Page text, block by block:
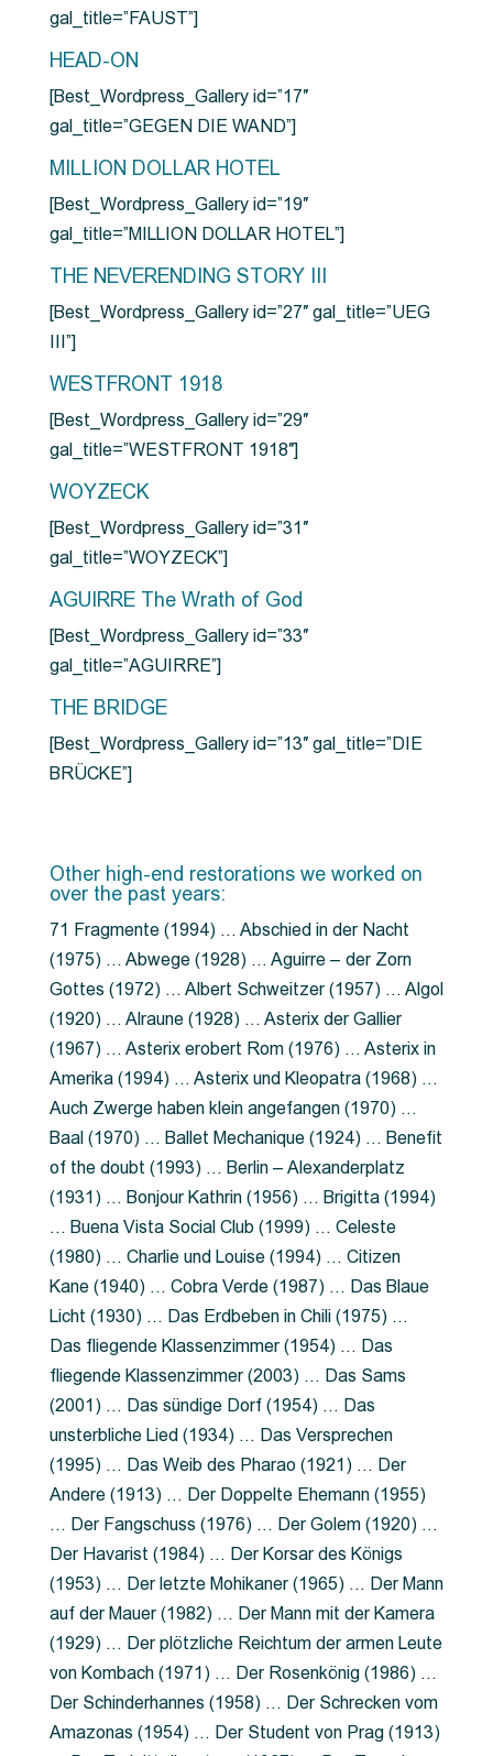
gal_title=”FAUST”]
HEAD-ON
[Best_Wordpress_Gallery id=”17″
gal_title=”GEGEN DIE WAND”]
MILLION DOLLAR HOTEL
[Best_Wordpress_Gallery id=”19″
gal_title=”MILLION DOLLAR HOTEL”]
THE NEVERENDING STORY III
[Best_Wordpress_Gallery id=”27″ gal_title=”UEG
III”]
WESTFRONT 1918
[Best_Wordpress_Gallery id=”29″
gal_title=”WESTFRONT 1918″]
WOYZECK
[Best_Wordpress_Gallery id=”31″
gal_title=”WOYZECK”]
AGUIRRE The Wrath of God
[Best_Wordpress_Gallery id=”33″
gal_title=”AGUIRRE”]
THE BRIDGE
[Best_Wordpress_Gallery id=”13″ gal_title=”DIE
BRÜCKE”]
Other high-end restorations we worked on
over the past years:
71 Fragmente (1994) … Abschied in der Nacht
(1975) … Abwege (1928) … Aguirre – der Zorn
Gottes (1972) … Albert Schweitzer (1957) … Algol
(1920) … Alraune (1928) … Asterix der Gallier
(1967) … Asterix erobert Rom (1976) … Asterix in
Amerika (1994) … Asterix und Kleopatra (1968) …
Auch Zwerge haben klein angefangen (1970) …
Baal (1970) … Ballet Mechanique (1924) … Benefit
of the doubt (1993) … Berlin – Alexanderplatz
(1931) … Bonjour Kathrin (1956) … Brigitta (1994)
… Buena Vista Social Club (1999) … Celeste
(1980) … Charlie und Louise (1994) … Citizen
Kane (1940) … Cobra Verde (1987) … Das Blaue
Licht (1930) … Das Erdbeben in Chili (1975) …
Das fliegende Klassenzimmer (1954) … Das
fliegende Klassenzimmer (2003) … Das Sams
(2001) … Das sündige Dorf (1954) … Das
unsterbliche Lied (1934) … Das Versprechen
(1995) … Das Weib des Pharao (1921) … Der
Andere (1913) … Der Doppelte Ehemann (1955)
… Der Fangschuss (1976) … Der Golem (1920) …
Der Havarist (1984) … Der Korsar des Königs
(1953) … Der letzte Mohikaner (1965) … Der Mann
auf der Mauer (1982) … Der Mann mit der Kamera
(1929) … Der plötzliche Reichtum der armen Leute
von Kombach (1971) … Der Rosenkönig (1986) …
Der Schinderhannes (1958) … Der Schrecken vom
Amazonas (1954) … Der Student von Prag (1913)